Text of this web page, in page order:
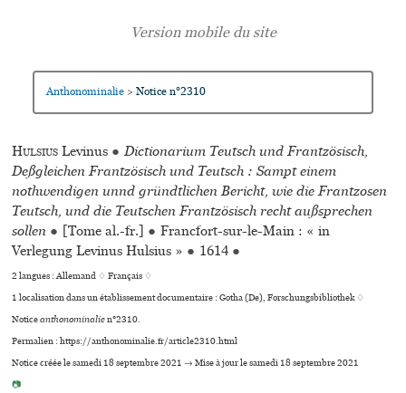
Anthonominalie > Notice n°2310
Hulsius Levinus ● Dictionarium Teutsch und Frantzösisch,
Deßgleichen Frantzösisch und Teutsch : Sampt einem
nothwendigen unnd gründtlichen Bericht, wie die Frantzosen
Teutsch, und die Teutschen Frantzösisch recht außsprechen
sollen ● [Tome al.-fr.] ● Francfort-sur-le-Main : « in
Verlegung Levinus Hulsius » ● 1614 ●
2 langues :Allemand ♢Français ♢
1 localisation dans un établissement documentaire : Gotha (De), Forschungsbibliothek ♢
Noticeanthonominalien°2310.
Permalien : https://anthonominalie.fr/article2310.html
Notice créée le samedi 18 septembre 2021 → Mise à jour le samedi 18 septembre 2021
📷